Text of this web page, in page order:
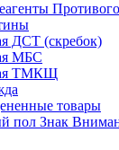
ДСТ (скребок)
МБС
ТМКЩ
товары
Знак